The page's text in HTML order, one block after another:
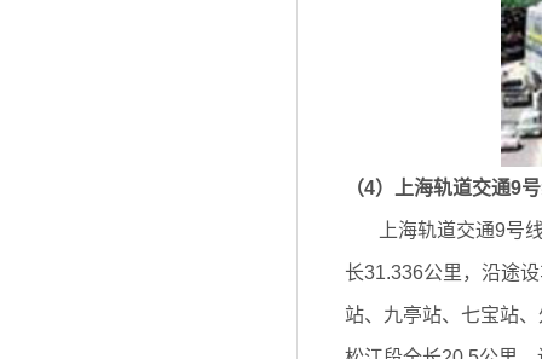
（4）上海轨道交通9
上海轨道交通9号线
长31.336公里，沿途
站、九亭站、七宝站